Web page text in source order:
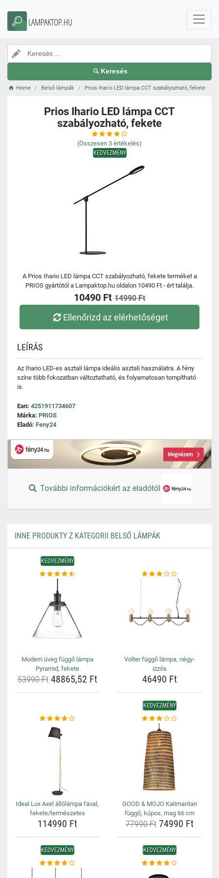
LAMPAKTOP.HU
Keresés
Home Belső lámpák Prios Ihario LED lámpa CCT szabályozható, fekete
Prios Ihario LED lámpa CCT
szabályozható, fekete
(Összesen 3 értékelés)
KEDVEZMÉNY
A Prios Ihario LED lámpa CCT szabályozható, fekete terméket a
PRIOS gyártótól a Lampaktop.hu oldalon 10490 Ft - ért találja.
10490 Ft 14990 Ft
Ellenőrizd az elérhetőséget
LEÍRÁS
Az Ihario LED-es asztali lámpa ideális asztali használatra. A fény
színe több fokozatban változtatható, és folyamatosan tompítható
is.
Ean: 4251911734607
Márka: PRIOS
Eladó: Feny24
További információkért az eladótól
INNE PRODUKTY Z KATEGORII BELSŐ LÁMPÁK
KEDVEZMÉNY
Modern üveg függő lámpa
Pyramid, fekete
53990 Ft48865,52 Ft
Volter függő lámpa, négy-
izzós
46490 Ft
Ideal Lux Axel állólámpa fával,
fekete/természetes
114990 Ft
KEDVEZMÉNY
GOOD & MOJO Kalimantan
függő, kúpos, mag 66 cm
77990 Ft74990 Ft
KEDVEZMÉNY KEDVEZMÉNY